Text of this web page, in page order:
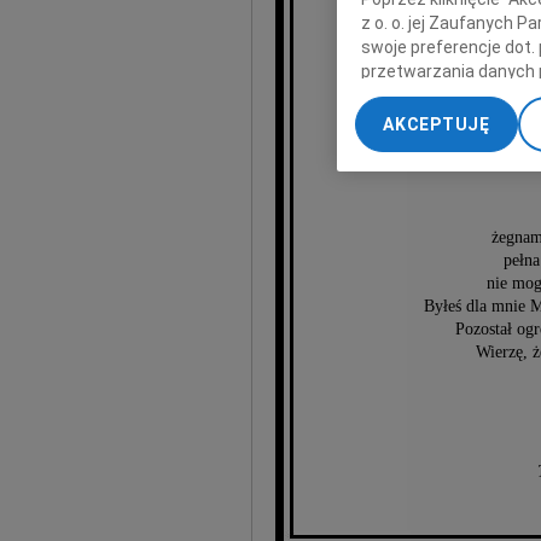
nie
Byłeś dla mnie
Pozostał
Wierzę,
z o. o. jej Zaufanych
swoje preferencje dot.
przetwarzania danych
„Ustawienia
My, nasi Zaufani
dokładnych danych
Przechowywanie
AKCEPTUJĘ